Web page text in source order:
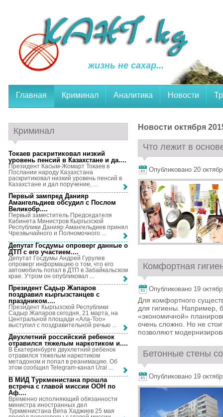
жизнь не сахар...
Главная Криминал Аналитика Новости
Новости октября
Что лежит в
Опубликовано 20
Комфортная
Опубликовано 19
Для комфортного
для гигиены. Например,
«экономичной»
очень сложно. Но не
позволяют
Бетонные стены
Опубликовано 19
Криминал
Токаев раскритиковал низкий
уровень пенсий в Казахстане и да....
Президент Касым-Жомарт Токаев в
Послании народу Казахстана
раскритиковал низкий уровень пенсий в
Казахстане и дал поручение, ...
Первый зампред Данияр
Амангельдиев обсудил с Послом
Великобр....
Первый заместитель Председателя
Кабинета Министров Кыргызской
Республики Данияр Амангельдиев принял
Чрезвычайного и Полномочного ...
Депутат Госдумы опроверг данные о
ДТП с его участием....
Депутат Госдумы Андрей Гурулев
опроверг информацию о том, что его
автомобиль попал в ДТП в Забайкальском
крае. Утром он опубликовал ...
Президент Садыр Жапаров
поздравил кыргызстанцев с
праздником....
Президент Кыргызской Республики
Садыр Жапаров сегодня, 21 марта, на
Центральной площади «Ала-Тоо»
выступил с поздравительной речью ...
Двухлетний российский ребенок
отравился тяжелым наркотиком и....
В Екатеринбурге двухлетний ребенок
отравился тяжелым наркотиком
метадоном и попал в реанимацию. Об
этом сообщил Telegram-канал Ural ...
В МИД Туркменистана прошла
встреча с главой миссии ООН по
Аф....
Временно исполняющий обязанности
министра иностранных дел
Туркменистана Вепа Хаджиев 25 мая